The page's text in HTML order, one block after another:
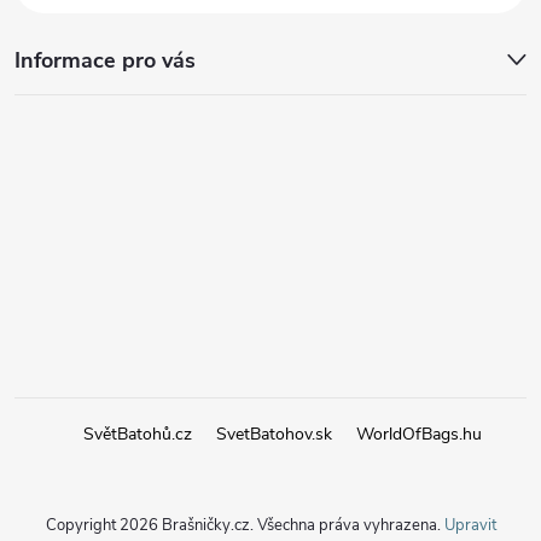
Informace pro vás
SvětBatohů.cz SvetBatohov.sk WorldOfBags.hu
Copyright 2026 Brašničky.cz. Všechna práva vyhrazena. Upravit